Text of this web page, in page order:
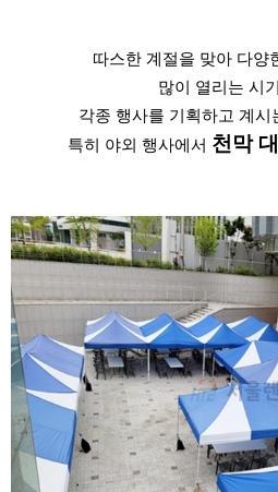
따스한 계절을 맞아 다양
많이 열리는 시
각종 행사를 기획하고 계시
특히 야외 행사에서 천막